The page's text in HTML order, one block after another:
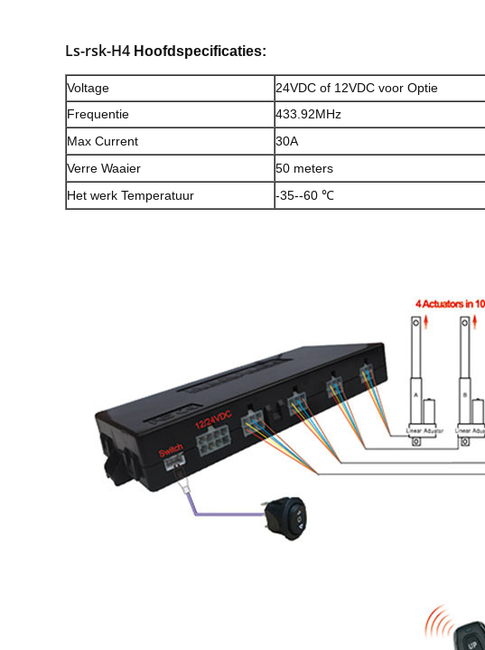
Ls-rsk-H4 Hoofdspecificaties:
Voltage
24VDC of 12VDC voor Optie
Frequentie
433.92MHz
Max Current
30A
Verre Waaier
50 meters
Het werk Temperatuur
-35--60 ℃